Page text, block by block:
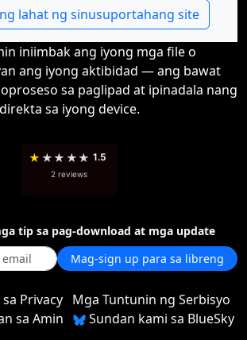
lahat ng sinusuportahang site
iniimbak ang iyong mga file o
ang iyong aktibidad — ang bawat
sa paglipad at ipinadala nang
direkta sa iyong device.
★ ★★ ★★ 1.5
2 reviews
tip sa pag-download at mga update
Mag-sign up para sa libreng
Privacy
Mga Tuntunin ng Serbisyo
sa Amin
Sundan kami sa BlueSky